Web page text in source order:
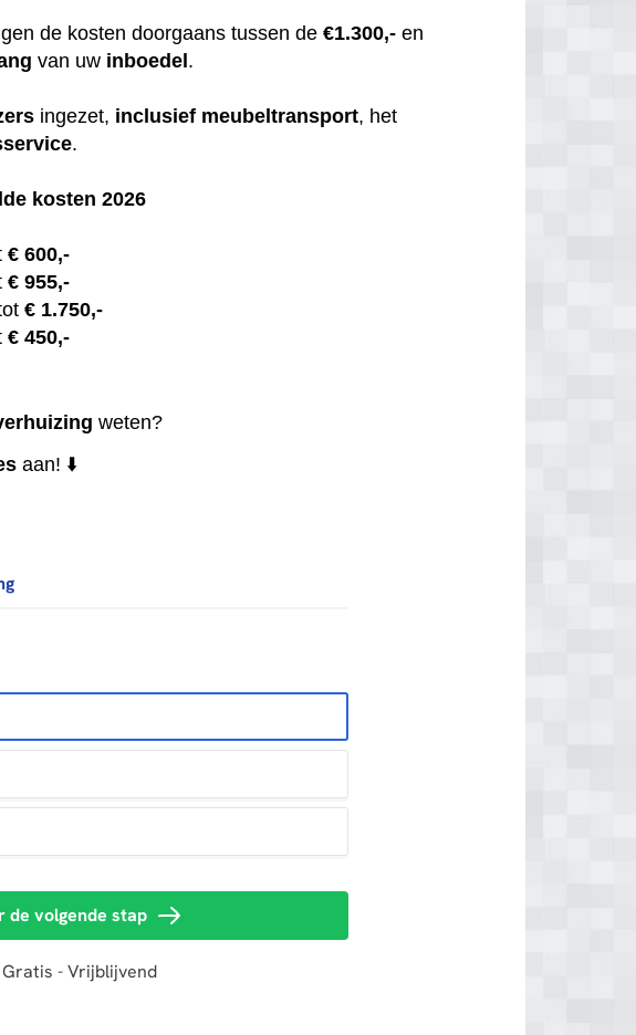
de kosten doorgaans tussen de€1.300,- en
van uw inboedel .
ingezet, inclusief meubeltransport, het
.
kosten 2026
€ 600,-
€ 955,-
€ 1.750,-
€ 450,-
weten?
aan! ⬇️